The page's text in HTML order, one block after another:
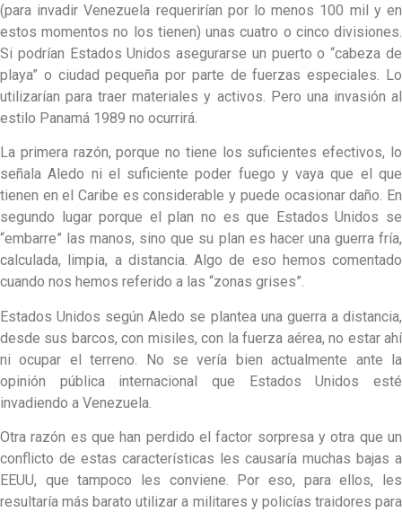
(para invadir Venezuela requerirían por lo menos 100 mil y en
estos momentos no los tienen) unas cuatro o cinco divisiones.
Si podrían Estados Unidos asegurarse un puerto o “cabeza de
playa” o ciudad pequeña por parte de fuerzas especiales. Lo
utilizarían para traer materiales y activos. Pero una invasión al
estilo Panamá 1989 no ocurrirá.
La primera razón, porque no tiene los suficientes efectivos, lo
señala Aledo ni el suficiente poder fuego y vaya que el que
tienen en el Caribe es considerable y puede ocasionar daño. En
segundo lugar porque el plan no es que Estados Unidos se
“embarre” las manos, sino que su plan es hacer una guerra fría,
calculada, limpia, a distancia. Algo de eso hemos comentado
cuando nos hemos referido a las “zonas grises”.
Estados Unidos según Aledo se plantea una guerra a distancia,
desde sus barcos, con misiles, con la fuerza aérea, no estar ahí
ni ocupar el terreno. No se vería bien actualmente ante la
opinión pública internacional que Estados Unidos esté
invadiendo a Venezuela.
Otra razón es que han perdido el factor sorpresa y otra que un
conflicto de estas características les causaría muchas bajas a
EEUU, que tampoco les conviene. Por eso, para ellos, les
resultaría más barato utilizar a militares y policías traidores para